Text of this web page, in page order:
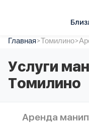
Услуги
Автопарк
Тарифы
Акции
Контакты
Главная>Томилино>
Услуги
Томилино
Аренда